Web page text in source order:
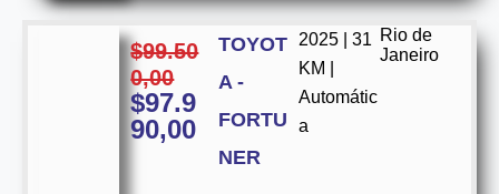
$99.50
0,00
$97.9
90,00
TOYOT
A -
FORTU
NER
2025 | 31
KM |
Automátic
a
Rio de
Janeiro